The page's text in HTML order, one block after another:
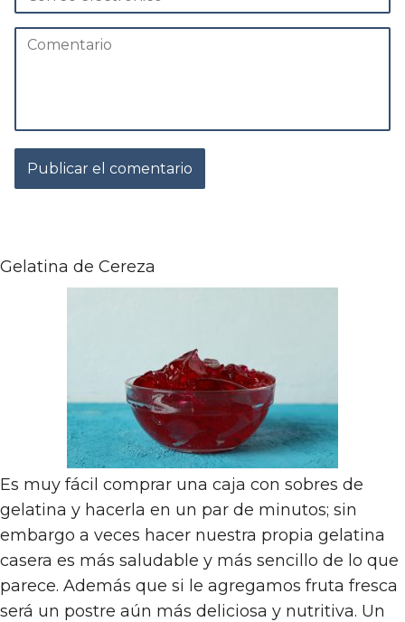
Gelatina de Cereza
Es muy fácil comprar una caja con sobres de
gelatina y hacerla en un par de minutos; sin
embargo a veces hacer nuestra propia gelatina
casera es más saludable y más sencillo de lo que
parece. Además que si le agregamos fruta fresca
será un postre aún más deliciosa y nutritiva. Un